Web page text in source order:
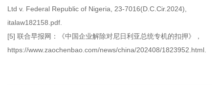
Ltd v. Federal Republic of Nigeria, 23-7016(D.C.Cir.2024),
italaw182158.pdf.
[5] 联合早报网：《中国企业解除对尼日利亚总统专机的扣押》，
https://www.zaochenbao.com/news/china/202408/1823952.html.